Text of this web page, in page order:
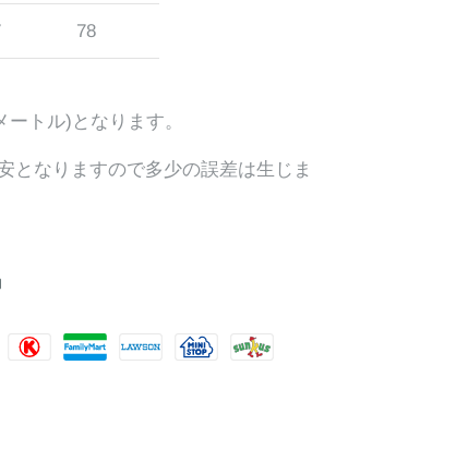
78
トル)となります。
となりますので多少の誤差は生じま